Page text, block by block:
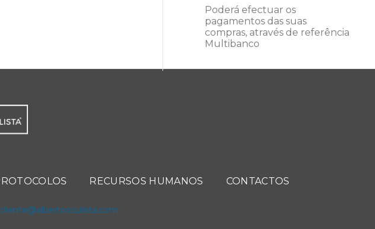
Poderá efectuar os
pagamentos das suas
compras, através de referência
Multibanco
RECURSOS HUMANOS CONTACTOS
cliente@albertooculista.com